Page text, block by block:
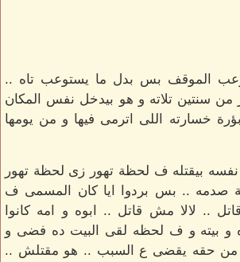
الموقف بس بدل ما يستوعب تاه ..
سنتين تلاته و هو بيدخل نفس المكان
خسارته اللى اترمى فيها و من يومها
بيقتله ف لحظة تهور زى لحظة تهور
صدمه .. بس بردوا ايا كان المسمى ف
.. لالا مش قاتل .. ابوه و امه كانوا
و بيته و ف لحظه لقى البيت ده فضى و
حقه يقضى ع السبب .. هو مقتلش ..